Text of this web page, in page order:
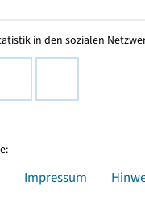
in den sozialen
Impressum